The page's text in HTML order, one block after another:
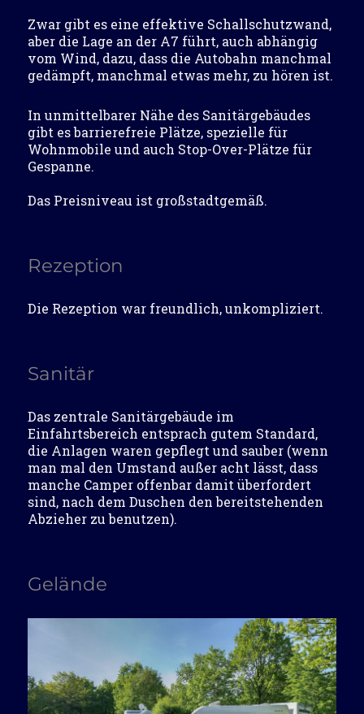
Zwar gibt es eine effektive Schallschutzwand,
aber die Lage an der A7 führt, auch abhängig
vom Wind, dazu, dass die Autobahn manchmal
gedämpft, manchmal etwas mehr, zu hören ist.
In unmittelbarer Nähe des Sanitärgebäudes
gibt es barrierefreie Plätze, spezielle für
Wohnmobile und auch Stop-Over-Plätze für
Gespanne.
Das Preisniveau ist großstadtgemäß.
Rezeption
Die Rezeption war freundlich, unkompliziert.
Sanitär
Das zentrale Sanitärgebäude im
Einfahrtsbereich entsprach gutem Standard,
die Anlagen waren gepflegt und sauber (wenn
man mal den Umstand außer acht lässt, dass
manche Camper offenbar damit überfordert
sind, nach dem Duschen den bereitstehenden
Abzieher zu benutzen).
Gelände